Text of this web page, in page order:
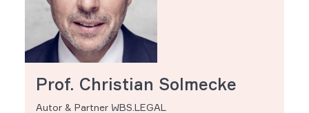
Prof. Christian Solmecke
Autor & Partner WBS.LEGAL